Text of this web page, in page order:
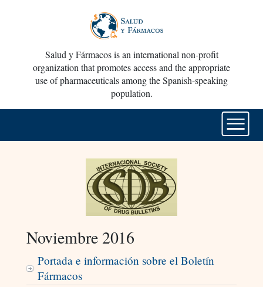
Salud y Fármacos is an international non-profit
organization that promotes access and the appropriate
use of pharmaceuticals among the Spanish-speaking
population.
Noviembre 2016
Portada e información sobre el Boletín
Fármacos